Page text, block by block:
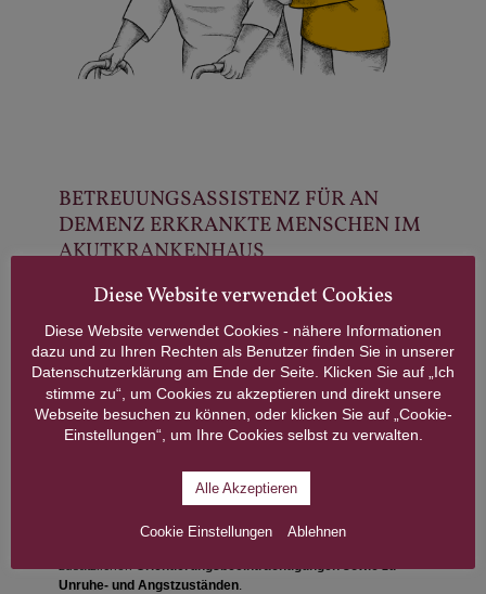
BETREUUNGSASSISTENZ FÜR AN
DEMENZ ERKRANKTE MENSCHEN IM
AKUTKRANKENHAUS
kommenden Jahren der Anteil der älteren und alten Menschen
in Österreich immer größer wird. Im Zuge dessen,steigt auch
die Anzahl derer, die an einer Form der Demenz erkranken.
Viele ältere und alte Menschen leiden an mehreren
verschiedenen Erkrankungen (
Multimorbidität
neben der Demenzerkrankung häufig weitere Behandlungen
Jede Veränderung und vor allem das Verlassen der
gewohnten Umgebung und das Fehlen der gewohnten
Unruhe- und Angstzuständen
Diese Website verwendet Cookies
Diese Website verwendet Cookies - nähere Informationen
dazu und zu Ihren Rechten als Benutzer finden Sie in unserer
Datenschutzerklärung am Ende der Seite. Klicken Sie auf „Ich
stimme zu“, um Cookies zu akzeptieren und direkt unsere
Webseite besuchen zu können, oder klicken Sie auf „Cookie-
Einstellungen“, um Ihre Cookies selbst zu verwalten.
Alle Akzeptieren
Cookie Einstellungen Ablehnen